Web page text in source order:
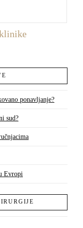
ponavljanje?
sud?
Evropi